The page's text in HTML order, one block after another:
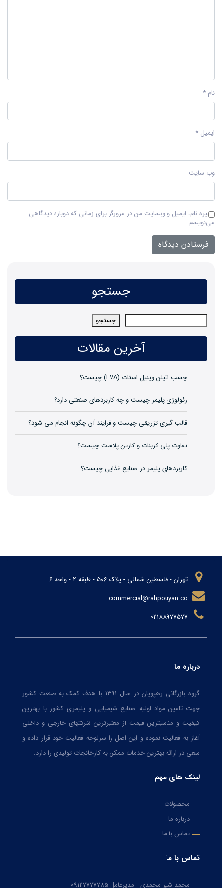
نام *
ایمیل *
وب‌ سایت
ذخیره نام، ایمیل و وبسایت من در مرورگر برای زمانی که دوباره دیدگاهی
می‌نویسم.
جستجو
جستجو جستجو
آخرین مقالات
چسب اتیلن وینیل استات (EVA) چیست؟
رئولوژی پلیمر چیست و چه کاربردهای صنعتی دارد؟
قالب گیری تزریقی چیست و فرایند آن چگونه انجام می شود؟
تفاوت پلی کربنات و کارتن پلاست چیست؟
کاربردهای پلیمر در صنایع غذایی چیست؟
تهران - فلسطین شمالی - پلاک 506 - طبقه 2 - واحد 6
درباره ما
گروه بازرگانی رهپویان در سال ۱۳۹۱ با هدف کمک به صنعت کشور
جهت تامین مواد اولیه صنایع شیمیایی و پلیمری کشور با بهترین
کیفیت و مناسبترین قیمت از معتبرترین شرکتهای خارجی و داخلی
آغاز به فعالیت نموده و این اصل را سرلوحه فعالیت خود قرار داده و
سعی در ارائه بهترین خدمات ممکن به کارخانجات تولیدی را دارد.
لینک های مهم
محصولات
درباره ما
تماس با ما
تماس با ما
محمد شیر محمدی - مدیرعامل 09127777785